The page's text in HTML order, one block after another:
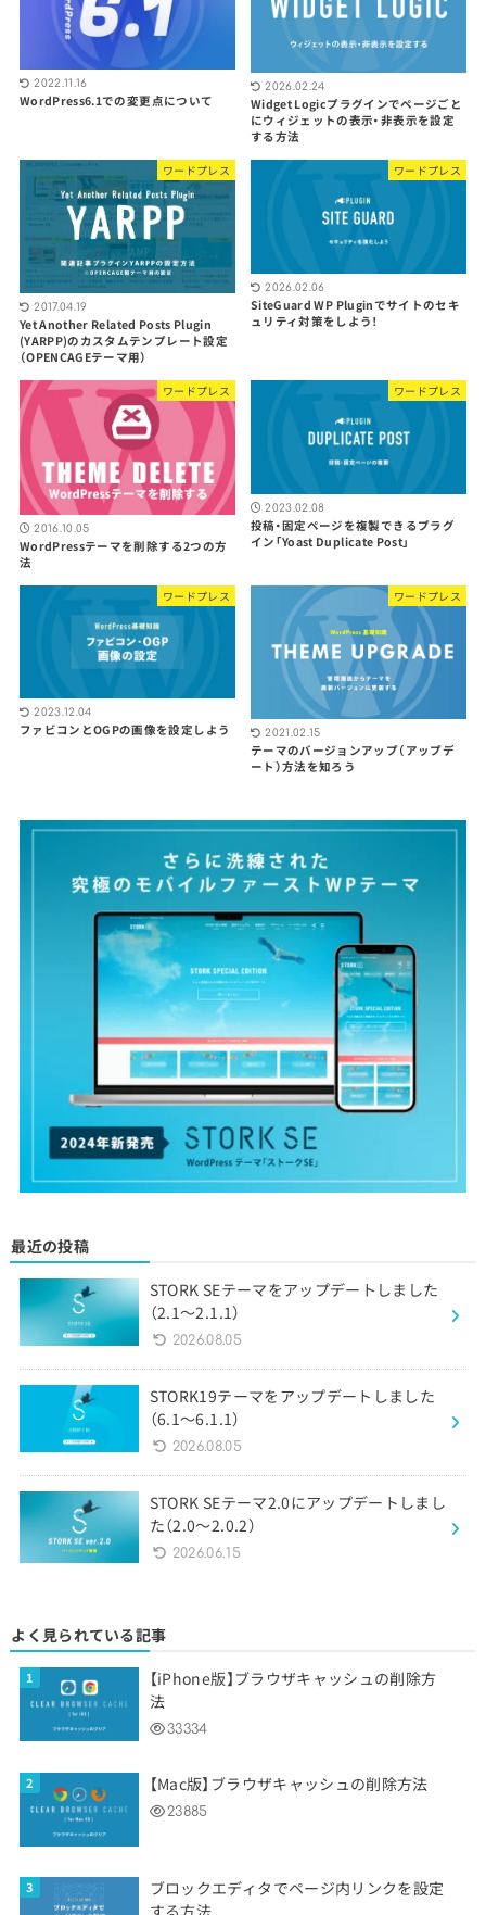
2022.11.16
WordPress6.1での変更点について
2026.02.24
Widget Logicプラグインでページごと
にウィジェットの表示・非表示を設定
する方法
ワードプレス
2017.04.19
Yet Another Related Posts Plugin
(YARPP)のカスタムテンプレート設定
（OPENCAGEテーマ用）
ワードプレス
2026.02.06
SiteGuard WP Pluginでサイトのセキ
ュリティ対策をしよう！
ワードプレス
2016.10.05
WordPressテーマを削除する2つの方
法
ワードプレス
2023.02.08
投稿・固定ページを複製できるプラグ
イン「Yoast Duplicate Post」
ワードプレス
2023.12.04
ファビコンとOGPの画像を設定しよう
ワードプレス
2021.02.15
テーマのバージョンアップ（アップデ
ート）方法を知ろう
最近の投稿
STORK SEテーマをアップデートしました
（2.1〜2.1.1）
2026.08.05
STORK19テーマをアップデートしました
（6.1〜6.1.1）
2026.08.05
STORK SEテーマ2.0にアップデートしまし
た（2.0〜2.0.2）
2026.06.15
よく見られている記事
【iPhone版】ブラウザキャッシュの削除方
法
33334
【Mac版】ブラウザキャッシュの削除方法
23885
ブロックエディタでページ内リンクを設定